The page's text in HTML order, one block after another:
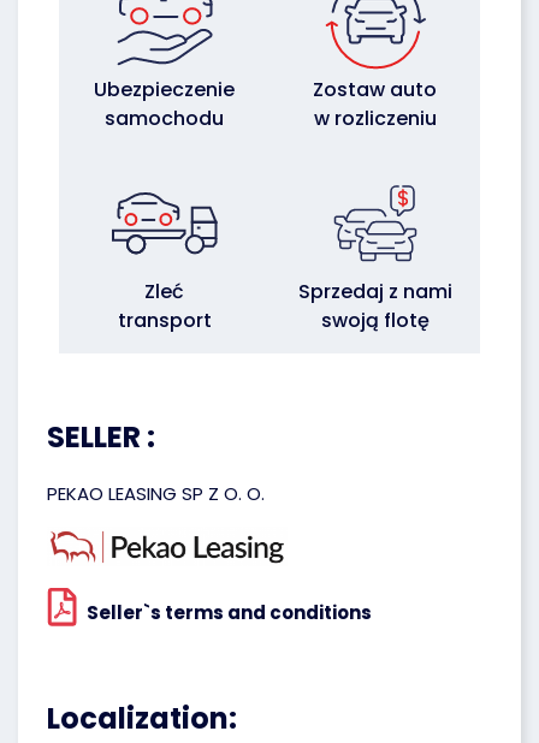
Ubezpieczenie
samochodu
Zostaw auto
w rozliczeniu
Zleć
transport
Sprzedaj z nami
swoją flotę
SELLER :
PEKAO LEASING SP Z O. O.
Seller`s terms and conditions
Localization: